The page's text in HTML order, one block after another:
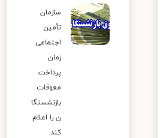
سازمان
تأمین
اجتماعی
زمان
پرداخت
معوقات
بازنشستگا
ن را اعلام
کند